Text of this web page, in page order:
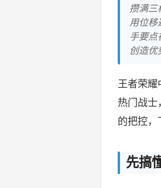
攒满三
用位移
手要点
创造优
王者荣耀
热门战士
的把控，
先搞